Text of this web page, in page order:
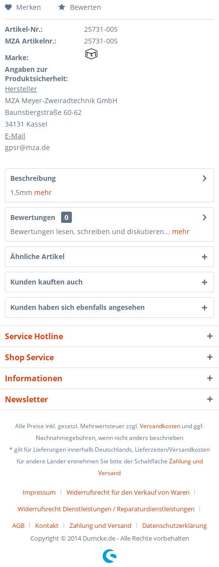
Merken Bewerten
Artikel-Nr.:
25731-00S
MZA Artikelnr.:
25731-00S
Marke:
Angaben zur
Produktsicherheit:
Hersteller
MZA Meyer-Zweiradtechnik GmbH
Baunsbergstraße 60-62
34131 Kassel
E-Mail
gpsr@mza.de
Beschreibung
1,5mm mehr
Bewertungen
0
Bewertungen lesen, schreiben und diskutieren... mehr
Ähnliche Artikel
Kunden kauften auch
Kunden haben sich ebenfalls angesehen
Service Hotline
Shop Service
Informationen
Newsletter
Alle Preise inkl. gesetzl. Mehrwertsteuer zzgl.Versandkosten und ggf.
Nachnahmegebühren, wenn nicht anders beschrieben
* gilt für Lieferungen innerhalb Deutschlands, Lieferzeiten/Versandkosten
für andere Länder entnehmen Sie bitte der Schaltfläche Zahlung und
Versand
Impressum
Widerrufsrecht für den Verkauf von Waren
Widerrufsrecht Dienstleistungen / Reparaturdienstleistungen
AGB
Kontakt Zahlung und Versand
Datenschutzerklärung
Copyright © 2014 Dumcke.de - Alle Rechte vorbehalten